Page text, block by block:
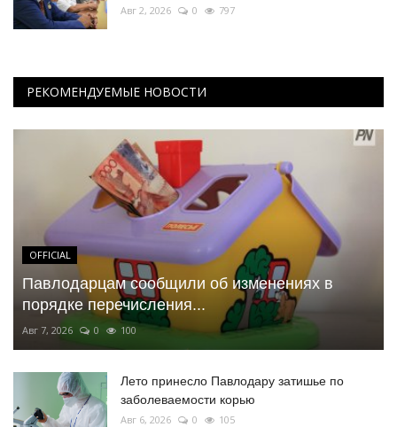
Авг 2, 2026 0 797
РЕКОМЕНДУЕМЫЕ НОВОСТИ
OFFICIAL
Павлодарцам сообщили об изменениях в
порядке перечисления...
Авг 7, 2026 0 100
Лето принесло Павлодару затишье по
заболеваемости корью
Авг 6, 2026 0 105